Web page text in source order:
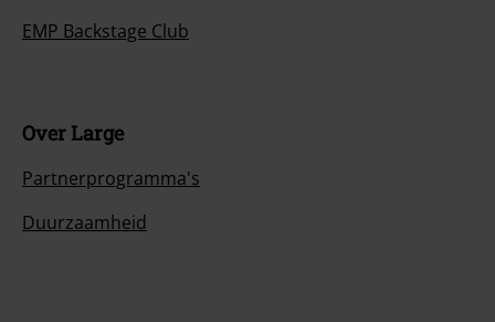
EMP Backstage Club
Over Large
Partnerprogramma's
Duurzaamheid